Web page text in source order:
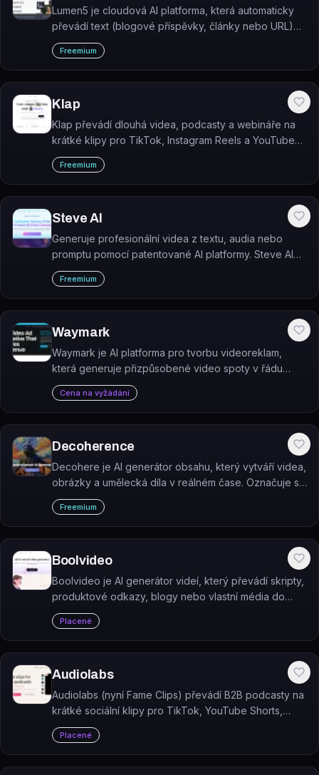
Lumen5 je cloudová AI platforma, která automaticky
převádí text (blogové příspěvky, články nebo URL)
do hotových marketingových videí.
Freemium
Klap
Klap převádí dlouhá videa, podcasty a webináře na
krátké klipy pro TikTok, Instagram Reels a YouTube
Shorts pomocí AI.
Freemium
Steve AI
Generuje profesionální videa z textu, audia nebo
promptu pomocí patentované AI platformy. Steve AI
podporuje živá, animovaná i generativní AI videa bez
nutnosti střihových dovedností.
Freemium
Waymark
Waymark je AI platforma pro tvorbu videoreklam,
která generuje přizpůsobené video spoty v řádu
minut.
Cena na vyžádání
Decoherence
Decohere je AI generátor obsahu, který vytváří videa,
obrázky a umělecká díla v reálném čase. Označuje se
za nejrychlejší AI generátor na světě.
Freemium
Boolvideo
Boolvideo je AI generátor videí, který převádí skripty,
produktové odkazy, blogy nebo vlastní média do
hotových videí.
Placené
Audiolabs
Audiolabs (nyní Fame Clips) převádí B2B podcasty na
krátké sociální klipy pro TikTok, YouTube Shorts,
LinkedIn a další platformy.
Placené